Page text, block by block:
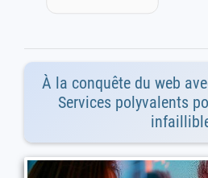
À la conquête du web
Services polyvalents